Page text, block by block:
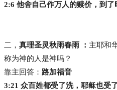
2:6 他舍自己作万人的赎价，到了
二， 真理圣灵秋雨春雨 ： 主耶和
称为神的人是神吗？
靠主回答： 路加福音
3:21 众百姓都受了洗，耶稣也受